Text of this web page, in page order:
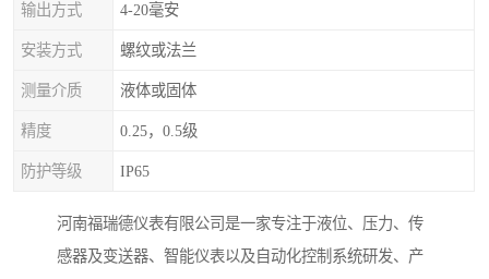
输出方式 4-20毫安
安装方式 螺纹或法兰
测量介质 液体或固体
精度 0.25，0.5级
防护等级 IP65
河南福瑞德仪表有限公司是一家专注于液位、压力、传
感器及变送器、智能仪表以及自动化控制系统研发、产